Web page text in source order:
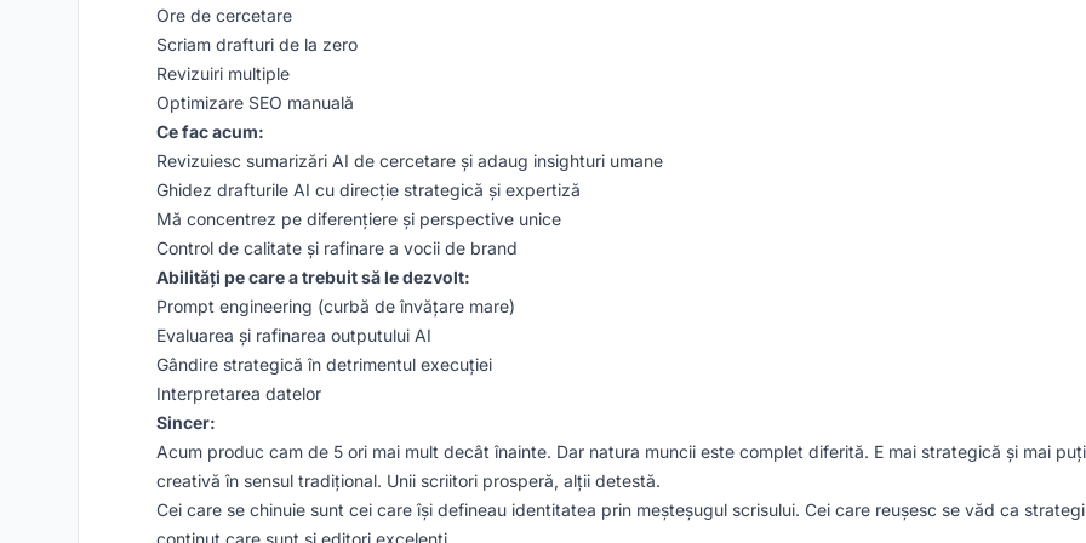
Ore de cercetare
Scriam drafturi de la zero
Revizuiri multiple
Optimizare SEO manuală
Ce fac acum:
Revizuiesc sumarizări AI de cercetare și adaug insighturi umane
Ghidez drafturile AI cu direcție strategică și expertiză
Mă concentrez pe diferențiere și perspective unice
Control de calitate și rafinare a vocii de brand
Abilități pe care a trebuit să le dezvolt:
Prompt engineering (curbă de învățare mare)
Evaluarea și rafinarea outputului AI
Gândire strategică în detrimentul execuției
Interpretarea datelor
Sincer:
Acum produc cam de 5 ori mai mult decât înainte. Dar natura muncii este complet diferită. E mai strategică și mai
creativă în sensul tradițional. Unii scriitori prosperă, alții detestă.
Cei care se chinuie sunt cei care își defineau identitatea prin meșteșugul scrisului. Cei care reușesc se văd ca
conținut care sunt și editori excelenți.